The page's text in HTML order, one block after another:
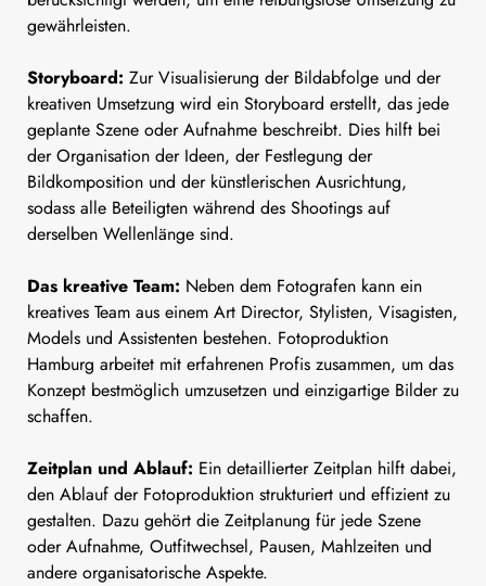
gewährleisten.
Storyboard: Zur Visualisierung der Bildabfolge und der
kreativen Umsetzung wird ein Storyboard erstellt, das jede
geplante Szene oder Aufnahme beschreibt. Dies hilft bei
der Organisation der Ideen, der Festlegung der
Bildkomposition und der künstlerischen Ausrichtung,
sodass alle Beteiligten während des Shootings auf
derselben Wellenlänge sind.
Das kreative Team: Neben dem Fotografen kann ein
kreatives Team aus einem Art Director, Stylisten, Visagisten,
Models und Assistenten bestehen. Fotoproduktion
Hamburg arbeitet mit erfahrenen Profis zusammen, um das
Konzept bestmöglich umzusetzen und einzigartige Bilder zu
schaffen.
Zeitplan und Ablauf: Ein detaillierter Zeitplan hilft dabei,
den Ablauf der Fotoproduktion strukturiert und effizient zu
gestalten. Dazu gehört die Zeitplanung für jede Szene
oder Aufnahme, Outfitwechsel, Pausen, Mahlzeiten und
andere organisatorische Aspekte.